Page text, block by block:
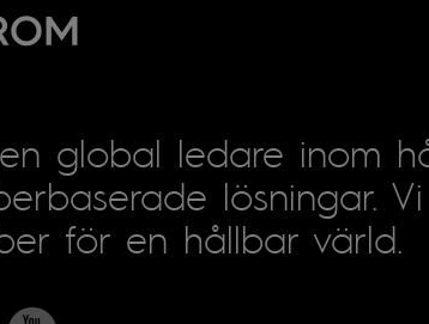
global ledare inom
lösningar.
för en hållbar värld.